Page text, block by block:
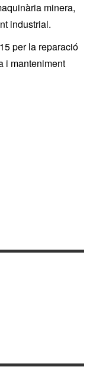
minera,
industrial.
per la reparació
i manteniment